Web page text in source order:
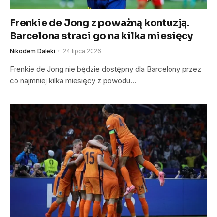
Frenkie de Jong z poważną kontuzją.
Barcelona straci go na kilka miesięcy
Nikodem Daleki 24 lipca 2026
Frenkie de Jong nie będzie dostępny dla Barcelony przez
co najmniej kilka miesięcy z powodu…